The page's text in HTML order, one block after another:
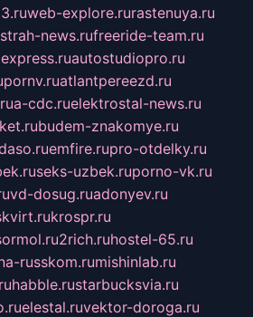
web-explore.rurastenuya.ru
strah-news.rufreeride-team.ru
autostudiopro.ru
pornv.ruatlantpereezd.ru
a-cdc.ruelektrostal-news.ru
budem-znakomye.ru
emfire.rupro-otdelky.ru
seks-uzbek.ruporno-vk.ru
vd-dosug.ruadonyev.ru
krospr.ru
2rich.ruhostel-65.ru
russkom.rumishinlab.ru
habble.rustarbucksvia.ru
elestal.ruvektor-doroga.ru